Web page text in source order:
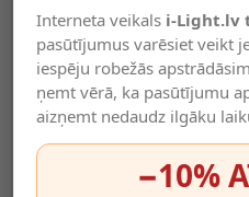
Interneta veikals i-Light.lv
pasūtījumus varēsiet veikt
iespēju robežās
ņemt vērā, ka pasūtījumu
aizņemt nedaudz ilgāku
−10%